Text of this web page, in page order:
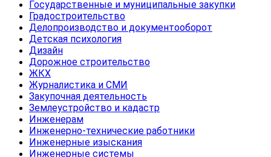
Государственные и муниципальные закупки
Градостроительство
Делопроизводство и документооборот
Детская психология
Дизайн
Дорожное строительство
ЖКХ
Журналистика и СМИ
Закупочная деятельность
Землеустройство и кадастр
Инженерам
Инженерно-технические работники
Инженерные изыскания
Инженерные системы